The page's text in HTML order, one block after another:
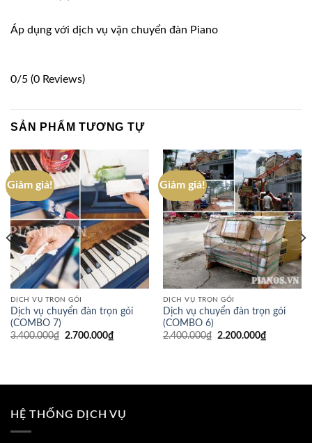
Áp dụng với dịch vụ vận chuyển đàn Piano
0/5 (0 Reviews)
SẢN PHẨM TƯƠNG TỰ
Giảm giá!
DỊCH VỤ TRỌN GÓI
Dịch vụ chuyển đàn trọn gói
(COMBO 7)
3.400.000₫ Giá
2.700.000₫Giá
Giảm giá!
DỊCH VỤ TRỌN GÓI
Dịch vụ chuyển đàn trọn gói
(COMBO 6)
2.400.000₫ Giá
2.200.000₫Giá
HỆ THỐNG DỊCH VỤ